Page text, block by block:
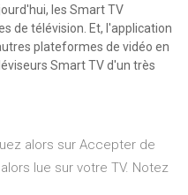
les Smart TV
de télévision. Et, l'application
plateformes de vidéo en
Smart TV d'un très
alors sur Accepter de
lue sur votre TV. Notez